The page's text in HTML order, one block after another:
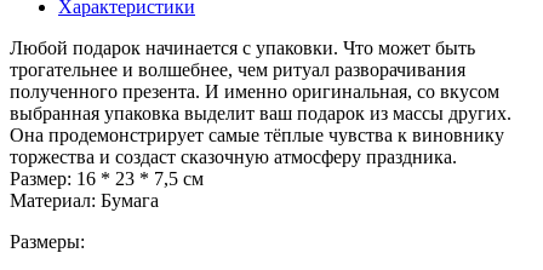
Характеристики
Любой подарок начинается с упаковки. Что может быть
трогательнее и волшебнее, чем ритуал разворачивания
полученного презента. И именно оригинальная, со вкусом
выбранная упаковка выделит ваш подарок из массы других.
Она продемонстрирует самые тёплые чувства к виновнику
торжества и создаст сказочную атмосферу праздника.
Размер: 16 * 23 * 7,5 см
Материал: Бумага
Размеры: